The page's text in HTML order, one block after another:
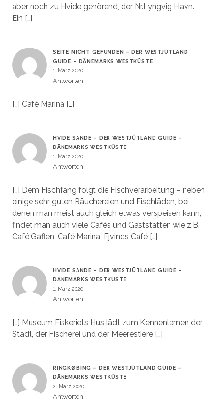
aber noch zu Hvide gehörend, der Nr.Lyngvig Havn.
Ein […]
SEITE NICHT GEFUNDEN – DER WESTJÜTLAND
GUIDE – DÄNEMARKS WESTKÜSTE
1. März 2020
Antworten
[…] Café Marina […]
HVIDE SANDE – DER WESTJÜTLAND GUIDE –
DÄNEMARKS WESTKÜSTE
1. März 2020
Antworten
[…] Dem Fischfang folgt die Fischverarbeitung – neben
einige sehr guten Räuchereien und Fischläden, bei
denen man meist auch gleich etwas verspeisen kann,
findet man auch viele Cafés und Gaststätten wie z.B.
Café Gaflen, Café Marina, Ejvinds Café […]
HVIDE SANDE – DER WESTJÜTLAND GUIDE –
DÄNEMARKS WESTKÜSTE
1. März 2020
Antworten
[…] Museum Fiskeriets Hus lädt zum Kennenlernen der
Stadt, der Fischerei und der Meerestiere […]
RINGKØBING – DER WESTJÜTLAND GUIDE –
DÄNEMARKS WESTKÜSTE
2. März 2020
Antworten